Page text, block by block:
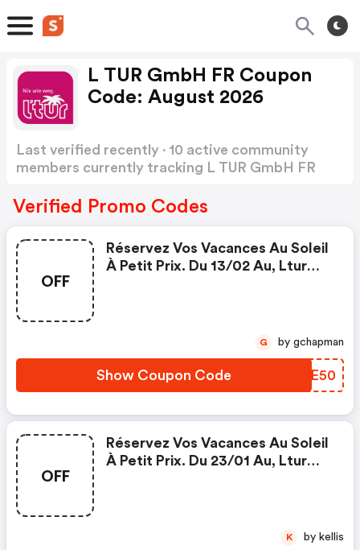
L TUR GmbH FR Coupon
Code: August 2026
Last verified recently · 10 active community
members currently tracking L TUR GmbH FR
Verified Promo Codes
OFF
Réservez Vos Vacances Au Soleil
À Petit Prix. Du 13/02 Au, Ltur
Show Coupon Code XDFE50
G by gchapman
OFF
Réservez Vos Vacances Au Soleil
À Petit Prix. Du 23/01 Au, Ltur
K by kellis